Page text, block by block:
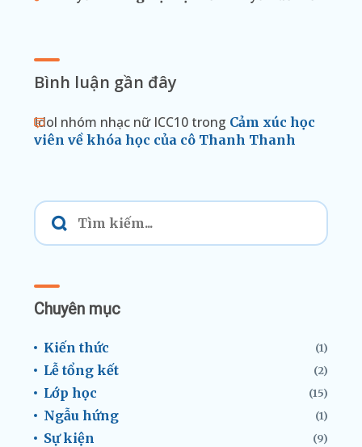
Bình luận gần đây
Idol nhóm nhạc nữ ICC10 trong Cảm xúc học
viên về khóa học của cô Thanh Thanh
Chuyên mục
Kiến thức (1)
Lễ tổng kết (2)
Lớp học (15)
Ngẫu hứng (1)
Sự kiện (9)